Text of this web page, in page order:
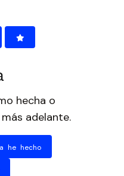
hecha o
adelante.
he hecho